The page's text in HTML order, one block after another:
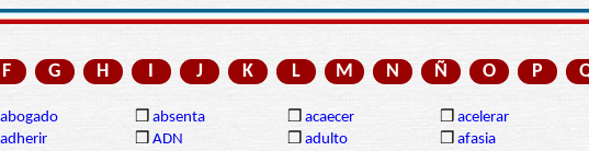
F G H I J K L M N Ñ O P
abogado ❒ absenta ❒ acaecer ❒ acelerar
adherir ❒ ADN ❒ adulto ❒ afasia